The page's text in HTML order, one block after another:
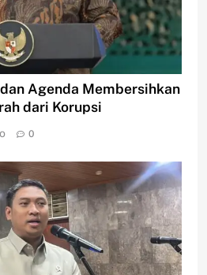
Agenda Membersihkan
dari Korupsi
0